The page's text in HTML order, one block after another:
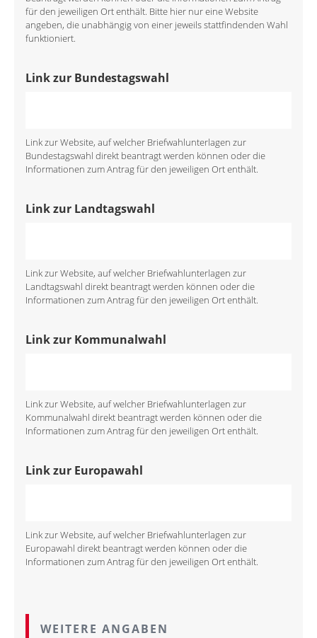
für den jeweiligen Ort enthält. Bitte hier nur eine Website
angeben, die unabhängig von einer jeweils stattfindenden Wahl
funktioniert.
Link zur Bundestagswahl
Link zur Website, auf welcher Briefwahlunterlagen zur
Bundestagswahl direkt beantragt werden können oder die
Informationen zum Antrag für den jeweiligen Ort enthält.
Link zur Landtagswahl
Link zur Website, auf welcher Briefwahlunterlagen zur
Landtagswahl direkt beantragt werden können oder die
Informationen zum Antrag für den jeweiligen Ort enthält.
Link zur Kommunalwahl
Link zur Website, auf welcher Briefwahlunterlagen zur
Kommunalwahl direkt beantragt werden können oder die
Informationen zum Antrag für den jeweiligen Ort enthält.
Link zur Europawahl
Link zur Website, auf welcher Briefwahlunterlagen zur
Europawahl direkt beantragt werden können oder die
Informationen zum Antrag für den jeweiligen Ort enthält.
WEITERE ANGABEN